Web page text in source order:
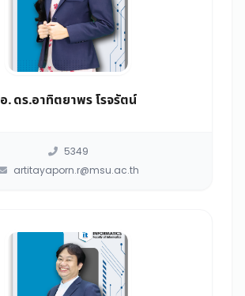
อ. ดร.อาทิตยาพร โรจรัตน์
5349
artitayaporn.r@msu.ac.th